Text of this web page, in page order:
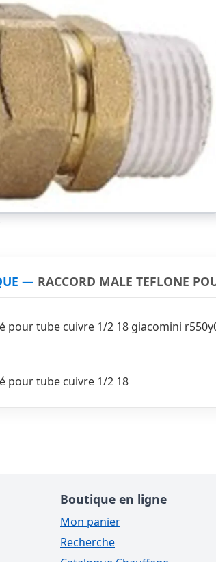
— RACCORD MALE TEFLONE
pour tube cuivre 1/2 18 giacomini
pour tube cuivre 1/2 18
Boutique en ligne
Mon panier
Recherche